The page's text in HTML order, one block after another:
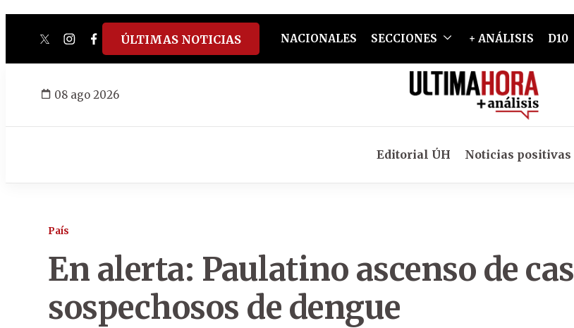
twitterinstagram
facebook
tiktokyoutube
spotify
ÚLTIMAS NOTICIAS NACIONALES SECCIONES + ANÁLISIS D10
08 ago 2026
Editorial ÚH Noticias positivas
País
En alerta: Paulatino ascenso de
sospechosos de dengue